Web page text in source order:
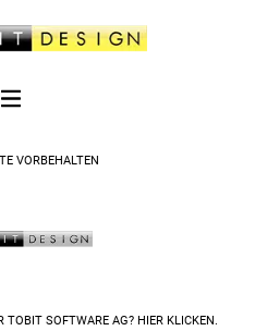
VORBEHALTEN
TOBIT SOFTWARE AG? HIER KLICKEN.